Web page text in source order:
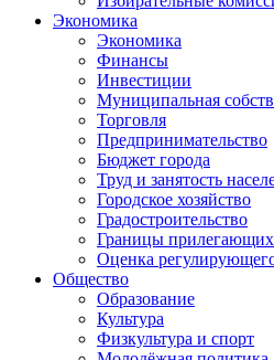
Экономика
Экономика
Финансы
Инвестиции
Муниципальная
Торговля
Предпринимательство
Бюджет города
Труд и занятость
Городское хозяйство
Градостроительство
Границы прилегающих
Оценка
Общество
Образование
Культура
Физкультура и спорт